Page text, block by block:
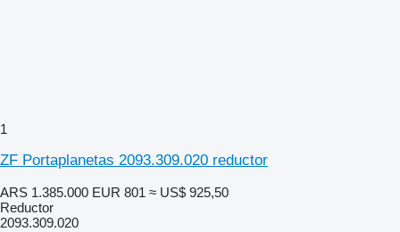
1
ZF Portaplanetas 2093.309.020 reductor
ARS 1.385.000 EUR 801 ≈ US$ 925,50
Reductor
2093.309.020